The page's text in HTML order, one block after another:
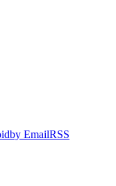
by EmailRSS